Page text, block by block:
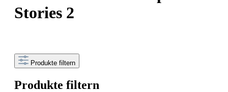
Stories 2
Produkte filtern
Produkte filtern